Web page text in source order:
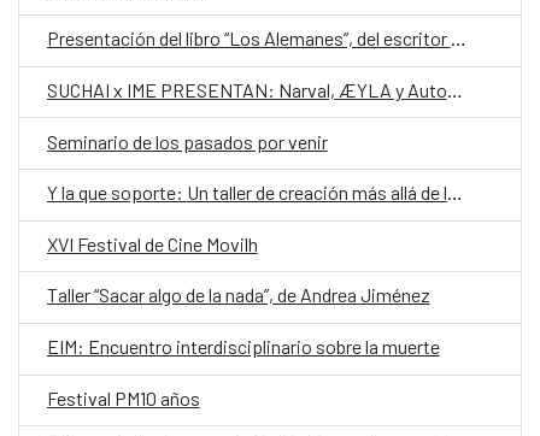
Presentación del libro “Los Alemanes”, del escritor español Sergio del Molino, Premio Alfaguara de Novela 2024
SUCHAI x IME PRESENTAN: Narval, ÆYLA y Automat4
Seminario de los pasados por venir
Y la que soporte: Un taller de creación más allá de la hetero-objetualidad
XVI Festival de Cine Movilh
Taller “Sacar algo de la nada”, de Andrea Jiménez
EIM: Encuentro interdisciplinario sobre la muerte
Festival PM10 años